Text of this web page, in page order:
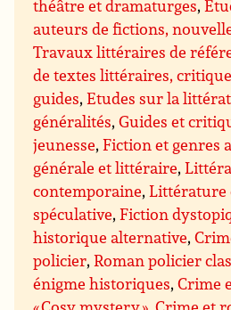
théâtre et dramaturges,
auteurs de fictions,
Travaux littéraires de
de textes littéraires,
guides,Etudes sur la
généralités,Guides et
jeunesse,Fiction et genres
générale et littéraire,
contemporaine,Littérature
spéculative,Fiction
historique alternative,
policier,Roman policier
énigme historiques,Crime